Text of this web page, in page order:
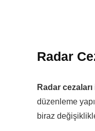
Radar
Radar cezaları
düzenleme
biraz